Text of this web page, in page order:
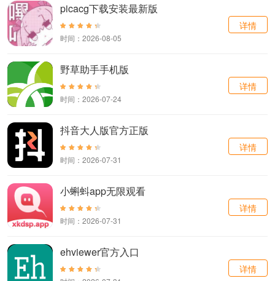
picacg下载安装最新版
时间：2026-08-05
详情
野草助手手机版
时间：2026-07-24
详情
抖音大人版官方正版
时间：2026-07-31
详情
小蝌蚪app无限观看
时间：2026-07-31
详情
ehviewer官方入口
详情